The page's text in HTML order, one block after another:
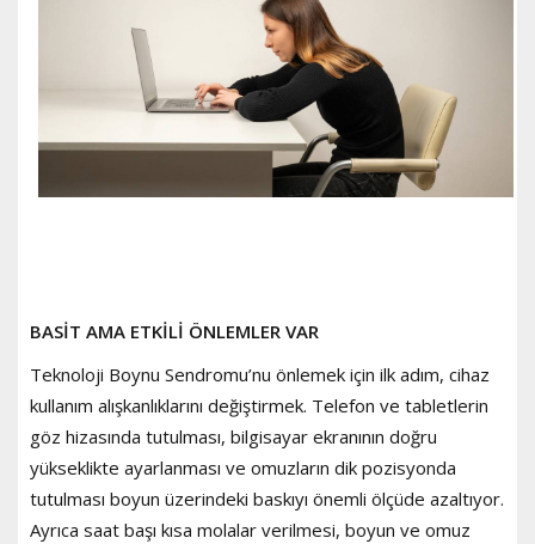
BASİT AMA ETKİLİ ÖNLEMLER VAR
Teknoloji Boynu Sendromu’nu önlemek için ilk adım, cihaz
kullanım alışkanlıklarını değiştirmek. Telefon ve tabletlerin
göz hizasında tutulması, bilgisayar ekranının doğru
yükseklikte ayarlanması ve omuzların dik pozisyonda
tutulması boyun üzerindeki baskıyı önemli ölçüde azaltıyor.
Ayrıca saat başı kısa molalar verilmesi, boyun ve omuz